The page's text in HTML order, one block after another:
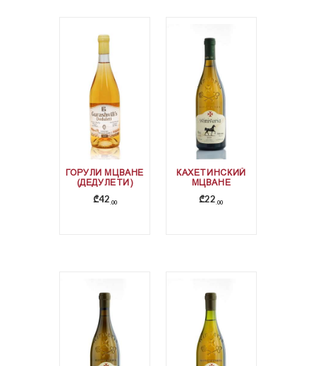
ГОРУЛИ МЦВАНЕ
(ДЕДУЛЕТИ)
₾42 00
КАХЕТИНСКИЙ
МЦВАНЕ
₾22 00